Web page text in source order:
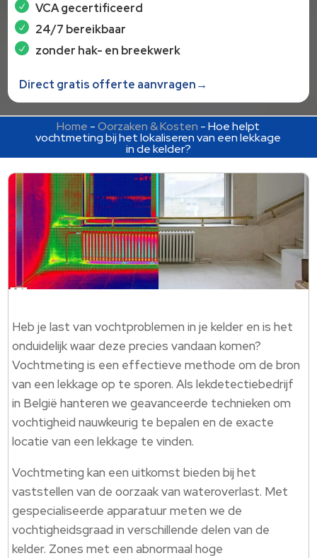
VCA gecertificeerd
24/7 bereikbaar
zonder hak- en breekwerk
Direct gratis offerte aanvragen→
Home -Oorzaken & Kosten -Hoe helpt
vochtmeting bij het lokaliseren van een lekkage
in de kelder?
Heb je last van vochtproblemen in je kelder en is het
onduidelijk waar deze precies vandaan komen?
Vochtmeting is een effectieve methode om de bron
van een lekkage op te sporen. Als lekdetectiebedrijf
in België hanteren we geavanceerde technieken om
vochtigheid nauwkeurig te bepalen en de exacte
locatie van een lekkage te vinden.
Vochtmeting kan een uitkomst bieden bij het
vaststellen van de oorzaak van wateroverlast. Met
gespecialiseerde apparatuur meten we de
vochtigheidsgraad in verschillende delen van de
kelder. Zones met een abnormaal hoge